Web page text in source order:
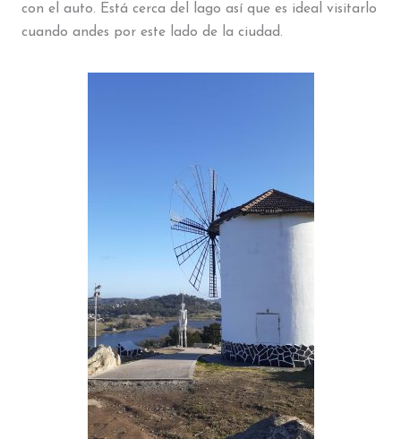
con el auto. Está cerca del lago así que es ideal visitarlo
cuando andes por este lado de la ciudad.